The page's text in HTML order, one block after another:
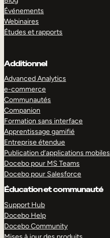
Événements
Webinaires
Études et rapports
Additionnel
Advanced Analytics
e-commerce
Communautés
Companion
Formation sans interface
Apprentissage gamifié
Entreprise étendue
Publication d’applications mobiles
Docebo pour MS Teams
Docebo pour Salesforce
Éducation et communauté
Support Hub
Docebo Help
Docebo Community